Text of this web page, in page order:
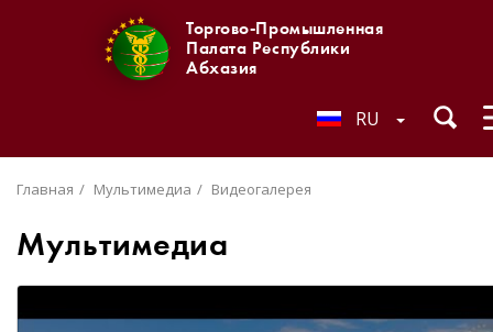
Торгово-Промышленная
Палата Республики
Абхазия
RU
Главная Мультимедиа Видеогалерея
Мультимедиа